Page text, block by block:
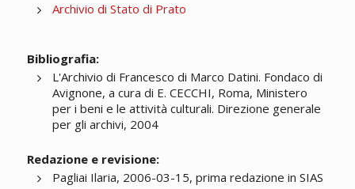
Archivio di Stato di Prato
Bibliografia:
L'Archivio di Francesco di Marco Datini. Fondaco di
Avignone, a cura di E. CECCHI, Roma, Ministero
per i beni e le attività culturali. Direzione generale
per gli archivi, 2004
Redazione e revisione:
Pagliai Ilaria, 2006-03-15, prima redazione in SIAS